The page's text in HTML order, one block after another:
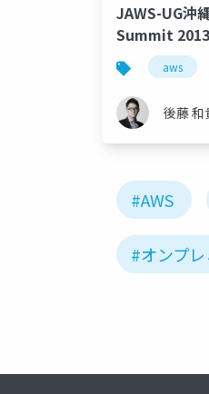
JAWS-UG沖縄
Summit
aws
後藤 和
#AWS
#オンプレ